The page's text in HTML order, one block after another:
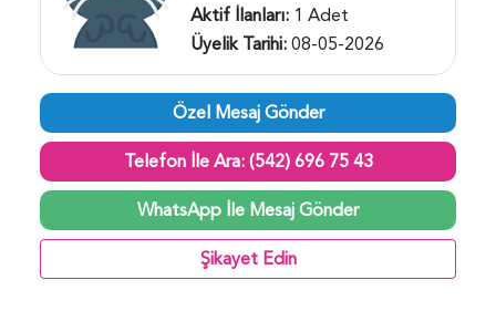
Aktif İlanları: 1 Adet
Üyelik Tarihi:08-05-2026
Özel Mesaj Gönder
Telefon İle Ara: (542) 696 75 43
WhatsApp İle Mesaj Gönder
Şikayet Edin